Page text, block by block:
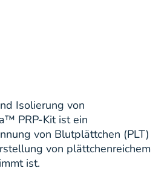
Isolierung von
PRP-Kit ist ein
von Blutplättchen (PLT)
von plättchenreichem
ist.